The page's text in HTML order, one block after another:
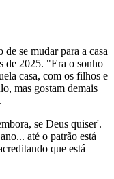
se mudar para a casa
de 2025. "Era o sonho
casa, com os filhos e
mas gostam demais
se Deus quiser'.
até o patrão está
que está